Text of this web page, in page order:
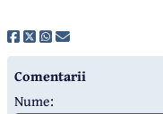
Comentarii
Nume: